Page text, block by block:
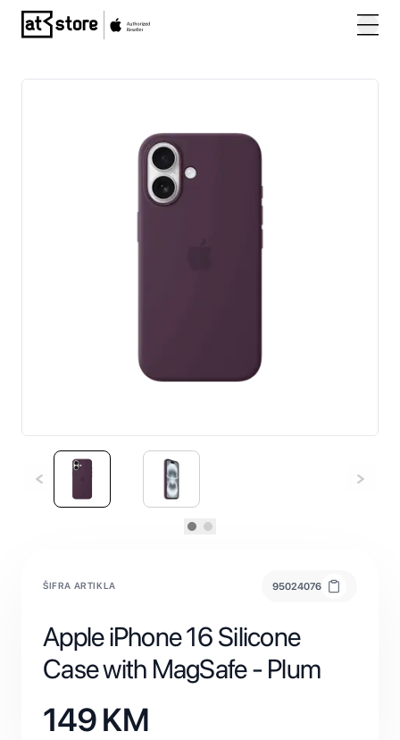
Posjetite početnu stranicu AT Store
ŠIFRA ARTIKLA 95024076
Apple iPhone 16 Silicone
Case with MagSafe - Plum
149KM